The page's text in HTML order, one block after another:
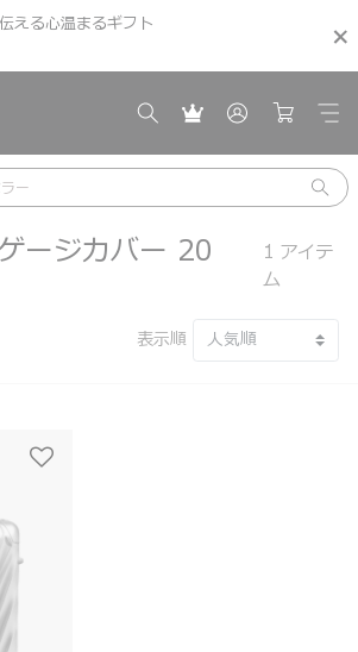
こちら
える心温まるギフト
こちら
ー
ージカバー 20 1 アイテ
ム
表示順